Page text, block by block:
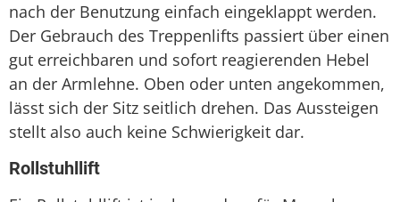
nach der Benutzung einfach eingeklappt werden.
Der Gebrauch des Treppenlifts passiert über einen
gut erreichbaren und sofort reagierenden Hebel
an der Armlehne. Oben oder unten angekommen,
lässt sich der Sitz seitlich drehen. Das Aussteigen
stellt also auch keine Schwierigkeit dar.
Rollstuhllift